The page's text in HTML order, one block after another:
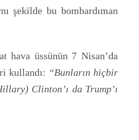
şekilde bu bombardıman
hava üssünün 7 Nisan’da
kullandı: “Bunların hiçbir
Clinton’ı da Trump’ı